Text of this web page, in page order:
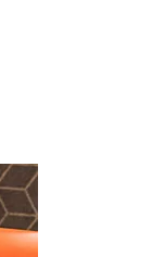
in Europa en
mogelijk krijgt u
zodat u alleen